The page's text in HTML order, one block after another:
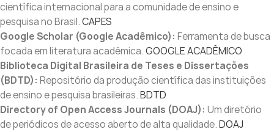
científica internacional para a comunidade de ensino e
pesquisa no Brasil.CAPES
Google Scholar (Google Acadêmico): Ferramenta de busca
focada em literatura acadêmica.GOOGLE ACADÊMICO
Biblioteca Digital Brasileira de Teses e Dissertações
(BDTD): Repositório da produção científica das instituições
de ensino e pesquisa brasileiras.BDTD
Directory of Open Access Journals (DOAJ): Um diretório
de periódicos de acesso aberto de alta qualidade.DOAJ